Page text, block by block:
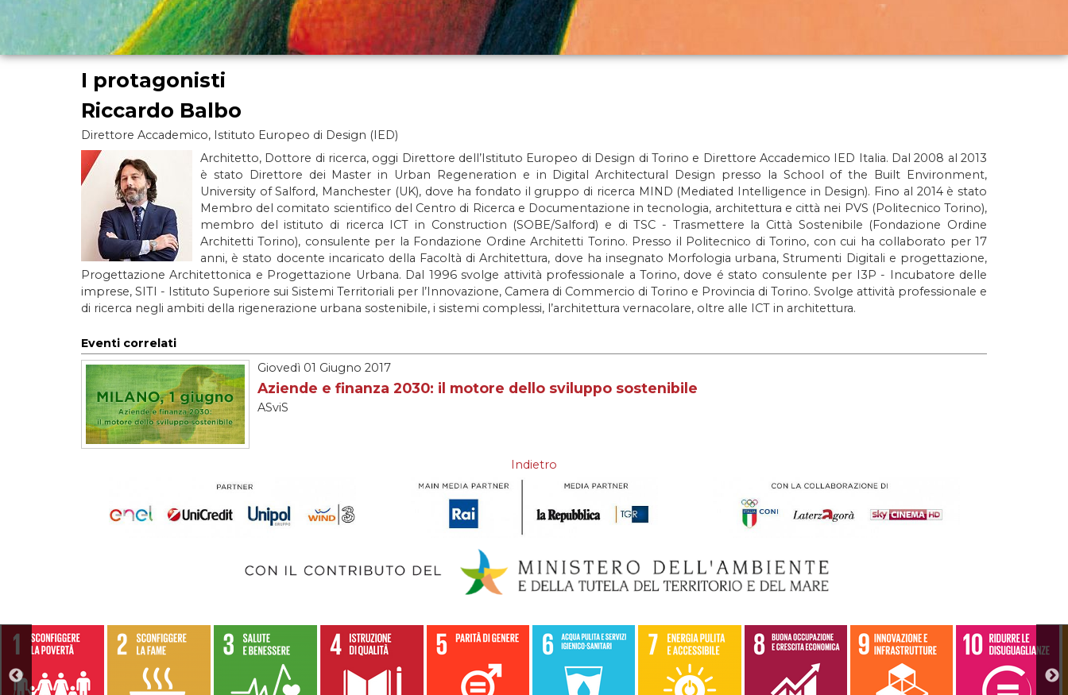
I protagonisti
Riccardo Balbo
Direttore Accademico, Istituto Europeo di Design (IED)
Architetto, Dottore di ricerca, oggi Direttore dell’Istituto Europeo di Design di Torino e Direttore Accademico IED Italia. Dal 2008 al 2013
è stato Direttore dei Master in Urban Regeneration e in Digital Architectural Design presso la School of the Built Environment,
University of Salford, Manchester (UK), dove ha fondato il gruppo di ricerca MIND (Mediated Intelligence in Design). Fino al 2014 è stato
Membro del comitato scientifico del Centro di Ricerca e Documentazione in tecnologia, architettura e città nei PVS (Politecnico Torino),
membro del istituto di ricerca ICT in Construction (SOBE/Salford) e di TSC - Trasmettere la Città Sostenibile (Fondazione Ordine
Architetti Torino), consulente per la Fondazione Ordine Architetti Torino. Presso il Politecnico di Torino, con cui ha collaborato per 17
anni, è stato docente incaricato della Facoltà di Architettura, dove ha insegnato Morfologia urbana, Strumenti Digitali e progettazione,
Progettazione Architettonica e Progettazione Urbana. Dal 1996 svolge attività professionale a Torino, dove é stato consulente per I3P - Incubatore delle
imprese, SITI - Istituto Superiore sui Sistemi Territoriali per l’Innovazione, Camera di Commercio di Torino e Provincia di Torino. Svolge attività professionale e
di ricerca negli ambiti della rigenerazione urbana sostenibile, i sistemi complessi, l’architettura vernacolare, oltre alle ICT in architettura.
Giovedì 01 Giugno 2017
Aziende e finanza 2030: il motore dello sviluppo sostenibile
ASviS
Indietro